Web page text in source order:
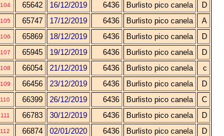
104 65642 16/12/2019 6436 Burlisto pico canela D
105 65747 17/12/2019 6436 Burlisto pico canela A
106 65869 18/12/2019 6436 Burlisto pico canela D
107 65945 19/12/2019 6436 Burlisto pico canela D
108 66054 21/12/2019 6436 Burlisto pico canela c
109 66456 23/12/2019 6436 Burlisto pico canela D
110 66399 26/12/2019 6436 Burlisto pico canela C
111 66783 30/12/2019 6436 Burlisto pico canela D
112 66874 02/01/2020 6436 Burlisto pico canela D